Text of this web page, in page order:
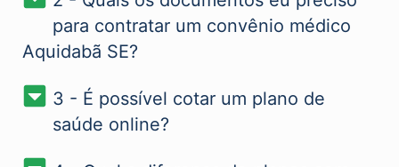
para contratar um convênio médico
Aquidabã SE?
3 - É possível cotar um plano de
saúde online?